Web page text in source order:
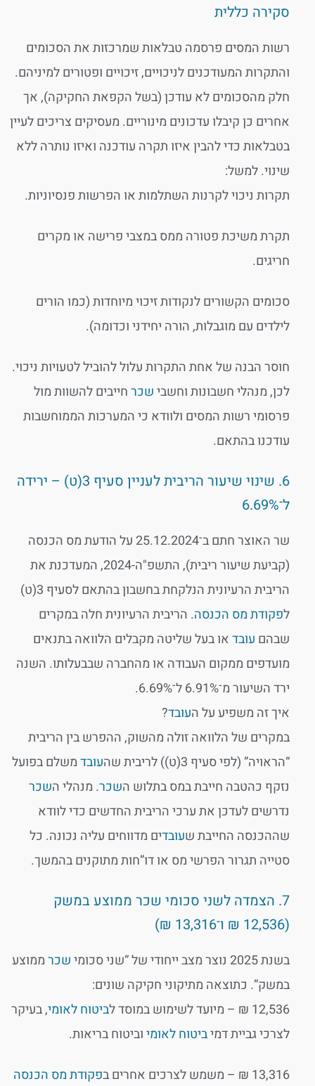
סקירה כללית
רשות המסים פרסמה טבלאות שמרכזות את הסכומים
והתקרות המעודכנים לניכויים, זיכויים ופטורים למיניהם.
חלק מהסכומים לא עודכן (בשל הקפאת החקיקה), אך
אחרים כן קיבלו עדכונים מינוריים. מעסיקים צריכים לעיין
בטבלאות כדי להבין איזו תקרה עודכנה ואיזו נותרה ללא
שינוי. למשל:
תקרות ניכוי לקרנות השתלמות או הפרשות פנסיוניות.
תקרת משיכת פטורה ממס במצבי פרישה או מקרים
חריגים.
סכומים הקשורים לנקודות זיכוי מיוחדות (כמו הורים
לילדים עם מוגבלות, הורה יחידני וכדומה).
חוסר הבנה של אחת התקרות עלול להוביל לטעויות ניכוי.
לכן, מנהלי חשבונות וחשבישכרחייבים להשוות מול
פרסומי רשות המסים ולוודא כי המערכות הממוחשבות
עודכנו בהתאם.
6. שינוי שיעור הריבית לעניין סעיף 3(ט) – ירידה
ל־6.69%
שר האוצר חתם ב־25.12.2024 על הודעת מס הכנסה
(קביעת שיעור ריבית), התשפ"ה-2024, המעדכנת את
הריבית הרעיונית הנלקחת בחשבון בהתאם לסעיף 3(ט)
לפקודת מס הכנסה. הריבית הרעיונית חלה במקרים
שבהםעובדאו בעל שליטה מקבלים הלוואה בתנאים
מועדפים ממקום העבודה או מהחברה שבבעלותו. השנה
ירד השיעור מ־6.91% ל־6.69%.
איך זה משפיע על העובד?
במקרים של הלוואה זולה מהשוק, ההפרש בין הריבית
“הראויה” (לפי סעיף 3(ט)) לריבית שה
עובדמשלם בפועל
נזקף כהטבה חייבת במס בתלוש השכר. מנהלי השכר
נדרשים לעדכן את ערכי הריבית החדשים כדי לוודא
שההכנסה החייבת שעובדים מדווחים עליה נכונה. כל
סטייה תגרור הפרשי מס או דו”חות מתוקנים בהמשך.
7. הצמדה לשני סכומי שכר ממוצע במשק
בשנת 2025 נוצר מצב ייחודי של “שני סכומי שכרממוצע
במשק”. כתוצאה מתיקוני חקיקה שונים:
12,536 ₪ – מיועד לשימוש במוסד ל
ביטוח לאומי, בעיקר
לצרכי גביית דמיביטוח לאומיוביטוח בריאות.
13,316 ₪ – משמש לצרכים אחרים ב
פקודת מס הכנסה